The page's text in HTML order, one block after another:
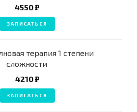
4550 ₽
ЗАПИСАТЬСЯ
терапия 1 степени
сложности
4210 ₽
ЗАПИСАТЬСЯ